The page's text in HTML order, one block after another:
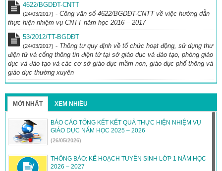
THÔNG BÁO: THỰC ĐƠN BÁN TRÚ THÁNG 4/2026
THÔNG BÁO THỰC ĐƠN BÁN TRÚ THÁNG 3/2026
4622/BGDĐT-CNTT
(24/03/2017) - Công văn số 4622/BGDĐT-CNTT về việc hướng dẫn
thực hiện nhiệm vụ CNTT năm học 2016 – 2017
53/2012/TT-BGDĐT
(24/03/2017) - Thông tư quy định về tổ chức hoạt động, sử dụng thư
điện tử và cổng thông tin điện tử tại sở giáo dục và đào tạo, phòng giáo
dục và đào tạo và các cơ sở giáo dục mầm non, giáo dục phổ thông và
giáo dục thường xuyên
MỚI NHẤT XEM NHIỀU
BÁO CÁO TỔNG KẾT KẾT QUẢ THỰC HIỆN NHIỆM VỤ
GIÁO DỤC NĂM HỌC 2025 – 2026
(26/05/2026)
THÔNG BÁO: KẾ HOẠCH TUYỂN SINH LỚP 1 NĂM HỌC
2026 – 2027